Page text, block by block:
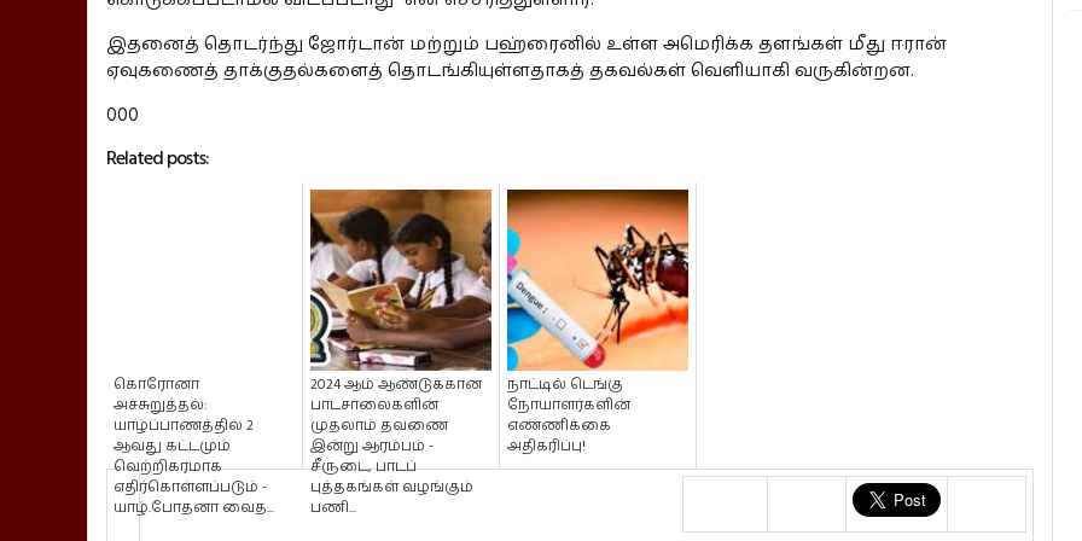
இதனைத் தொடர்ந்து ஜோர்டான் மற்றும் பஹ்ரைனில் உள்ள அமெரிக்க தளங்கள் மீது ஈரான்
ஏவுகணைத் தாக்குதல்களைத் தொடங்கியுள்ளதாகத் தகவல்கள் வெளியாகி வருகின்றன.
000
Related posts:
கொரோனா
அச்சுறுத்தல்:
யாழ்ப்பாணத்தில் 2
ஆவது கட்டமும்
வெற்றிகரமாக
எதிர்கொள்ளப்படும் -
யாழ்.போதனா வைத...
2024 ஆம் ஆண்டுக்கான
பாடசாலைகளின்
முதலாம் தவணை
இன்று ஆரம்பம் -
சீருடை, பாடப்
புத்தகங்கள் வழங்கும்
பணி...
நாட்டில் டெங்கு
நோயாளர்களின்
எண்ணிக்கை
அதிகரிப்பு!